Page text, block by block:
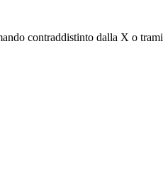
contraddistinto dalla X o